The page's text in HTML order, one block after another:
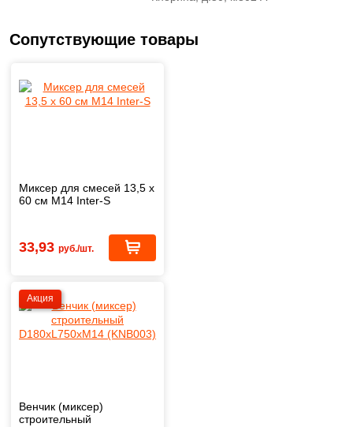
Сопутствующие товары
Миксер для смесей 13,5 х
60 см М14 Inter-S
33,93 руб./шт.
Акция
Венчик (миксер)
строительный